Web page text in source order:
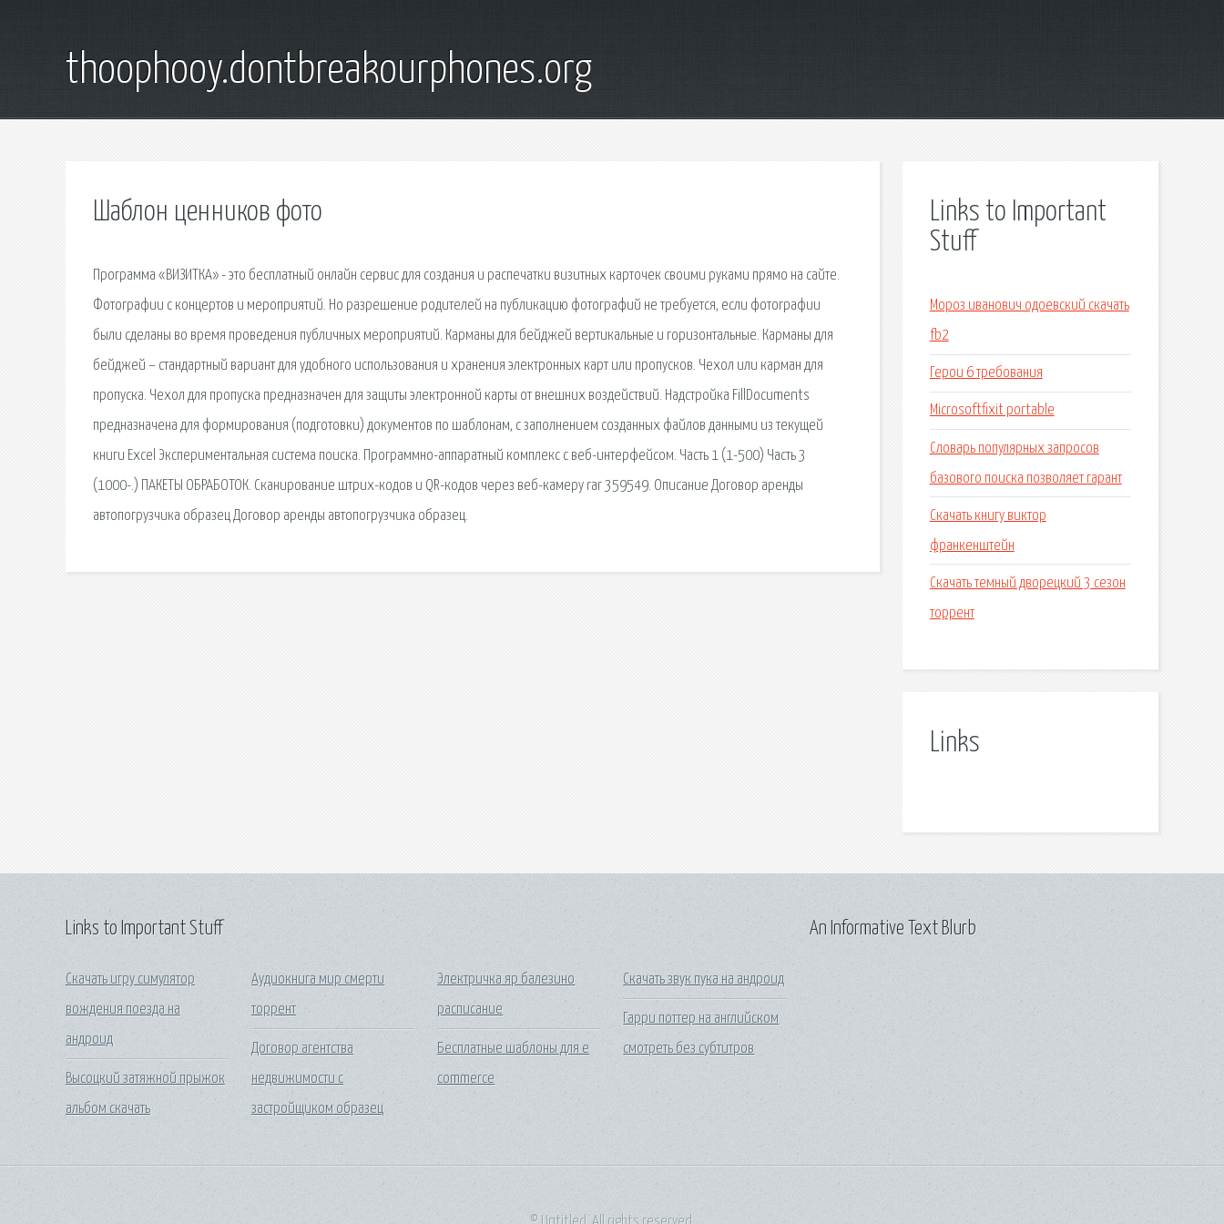
thoophooy.dontbreakourphones.org
Шаблон ценников фото
Программа «ВИЗИТКА» - это бесплатный онлайн сервис для создания и распечатки визитных карточек своими руками прямо на сайте.
Фотографии с концертов и мероприятий. Но разрешение родителей на публикацию фотографий не требуется, если фотографии
были сделаны во время проведения публичных мероприятий. Карманы для бейджей вертикальные и горизонтальные. Карманы для
бейджей – стандартный вариант для удобного использования и хранения электронных карт или пропусков. Чехол или карман для
пропуска. Чехол для пропуска предназначен для защиты электронной карты от внешних воздействий. Надстройка FillDocuments
предназначена для формирования (подготовки) документов по шаблонам, с заполнением созданных файлов данными из текущей
книги Excel Экспериментальная система поиска. Программно-аппаратный комплекс с веб-интерфейсом. Часть 1 (1-500) Часть 3
(1000-.) ПАКЕТЫ ОБРАБОТОК. Сканирование штрих-кодов и QR-кодов через веб-камеру rar 359549. Описание Договор аренды
автопогрузчика образец Договор аренды автопогрузчика образец.
Links to Important
Stuff
Мороз иванович одоевский скачать
fb2
Герои 6 требования
Microsoftfixit portable
Словарь популярных запросов
базового поиска позволяет гарант
Скачать книгу виктор
франкенштейн
Скачать темный дворецкий 3 сезон
торрент
Links
Links to Important Stuff
Скачать игру симулятор
вождения поезда на
андроид
Высоцкий затяжной прыжок
альбом скачать
Аудиокнига мир смерти
торрент
Договор агентства
недвижимости с
застройщиком образец
Электричка яр балезино
расписание
Бесплатные шаблоны для e
commerce
Скачать звук пука на андроид
Гарри поттер на английском
смотреть без субтитров
An Informative Text Blurb